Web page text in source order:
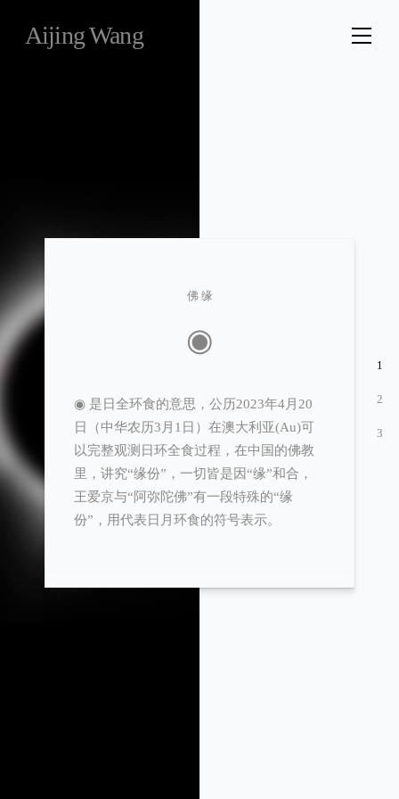
Aijing Wang
佛缘
◉
◉ 是日全环食的意思，公历2023年4月20
日（中华农历3月1日）在澳大利亚(Au)可
以完整观测日环全食过程，在中国的佛教
里，讲究“缘份”，一切皆是因“缘”和合，
王爱京与“阿弥陀佛”有一段特殊的“缘
份”，用代表日月环食的符号表示。
1
2
3